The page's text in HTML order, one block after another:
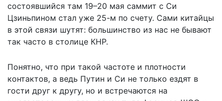
состоявшийся там 19–20 мая саммит с Си
Цзиньпином стал уже 25-м по счету. Сами китайцы
в этой связи шутят: большинство из нас не бывают
так часто в столице КНР.
Понятно, что при такой частоте и плотности
контактов, а ведь Путин и Си не только ездят в
гости друг к другу, но и встречаются на